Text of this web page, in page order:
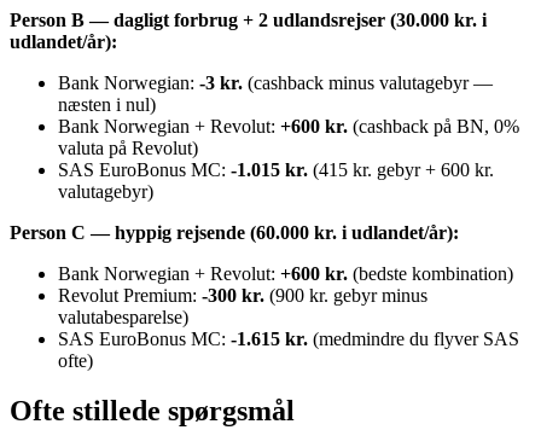
Person B — dagligt forbrug + 2 udlandsrejser (30.000 kr. i
udlandet/år):
Bank Norwegian: -3 kr. (cashback minus valutagebyr —
næsten i nul)
Bank Norwegian + Revolut: +600 kr. (cashback på BN, 0%
valuta på Revolut)
SAS EuroBonus MC: -1.015 kr. (415 kr. gebyr + 600 kr.
valutagebyr)
Person C — hyppig rejsende (60.000 kr. i udlandet/år):
Bank Norwegian + Revolut: +600 kr. (bedste kombination)
Revolut Premium: -300 kr. (900 kr. gebyr minus
valutabesparelse)
SAS EuroBonus MC: -1.615 kr. (medmindre du flyver SAS
ofte)
Ofte stillede spørgsmål